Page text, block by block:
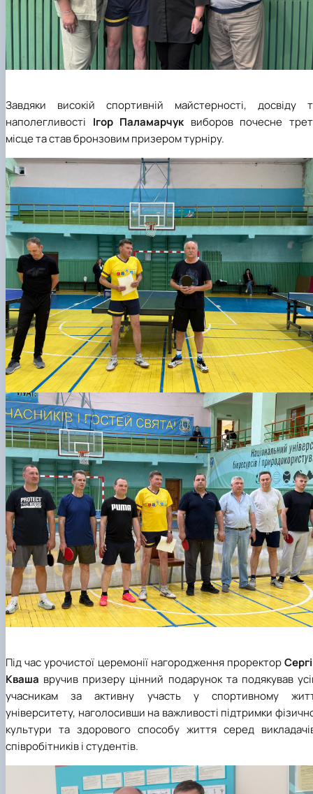
Завдяки високій спортивній майстерності, досвіду
наполегливості Ігор Паламарчук виборов почесне
місце та став бронзовим призером турніру.
Під час урочистої церемонії нагородження проректор
Кваша вручив призеру цінний подарунок та подякував
учасникам за активну участь у спортивному
університету, наголосивши на важливості підтримки
культури та здорового способу життя серед
співробітників і студентів.